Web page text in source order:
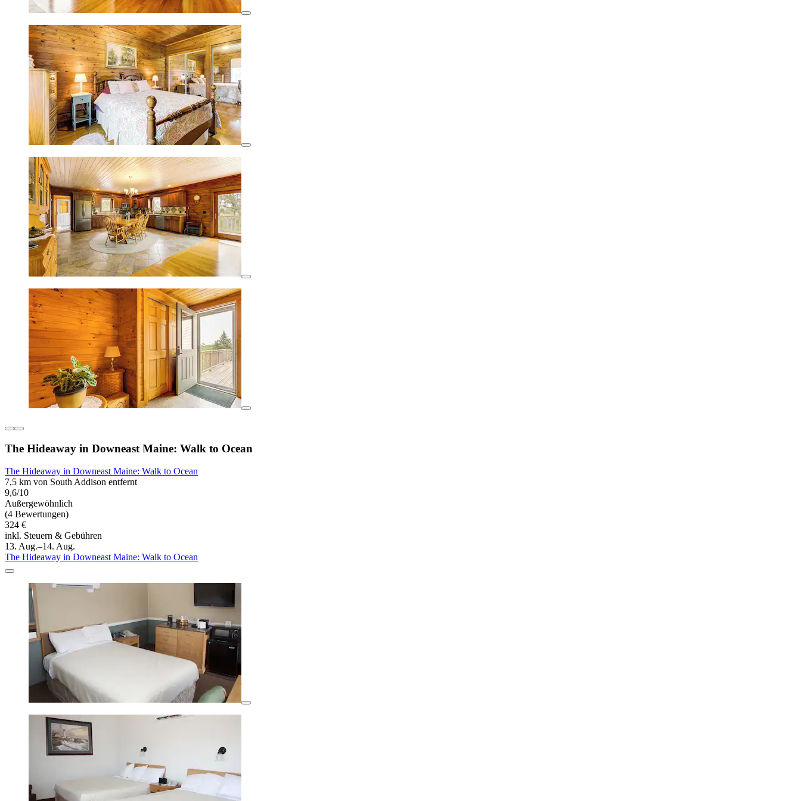
The Hideaway in Downeast Maine: Walk to Ocean
The Hideaway in Downeast Maine: Walk to Ocean
7,5 km von South Addison entfernt
9,6/10
Außergewöhnlich
(4 Bewertungen)
324 €
inkl. Steuern & Gebühren
13. Aug.–14. Aug.
The Hideaway in Downeast Maine: Walk to Ocean